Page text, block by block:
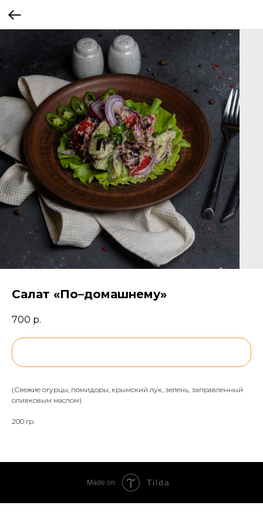
Салат «По–домашнему»
700 р.
(Свежие огурцы, помидоры, крымский лук, зелень, заправленный
оливковым маслом)
200 гр.
Made on Tilda